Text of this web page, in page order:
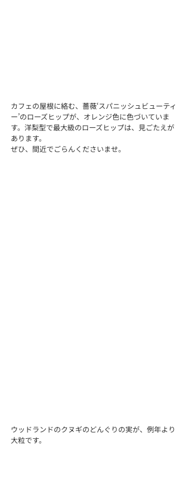
カフェの屋根に絡む、薔薇‘スパニッシュビューティ
ー’のローズヒップが、オレンジ色に色づいていま
す。洋梨型で最大級のローズヒップは、見ごたえが
あります。
ぜひ、間近でごらんくださいませ。
ウッドランドのクヌギのどんぐりの実が、例年より
大粒です。